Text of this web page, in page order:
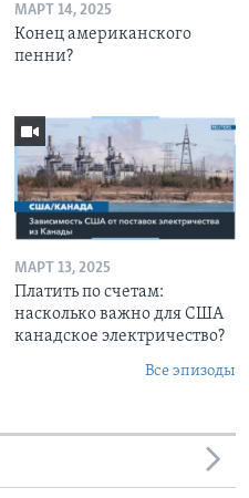
МАРТ 14, 2025
Конец американского
пенни?
МАРТ 13, 2025
Платить по счетам:
насколько важно для США
канадское электричество?
Все эпизоды